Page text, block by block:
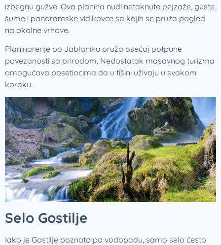
izbegnu gužve. Ova planina nudi netaknute pejzaže, guste
šume i panoramske vidikovce sa kojih se pruža pogled
na okolne vrhove.
Planinarenje po Jablaniku pruža osećaj potpune
povezanosti sa prirodom. Nedostatak masovnog turizma
omogućava posetiocima da u tišini uživaju u svakom
koraku.
Selo Gostilje
Iako je Gostilje poznato po vodopadu, samo selo često